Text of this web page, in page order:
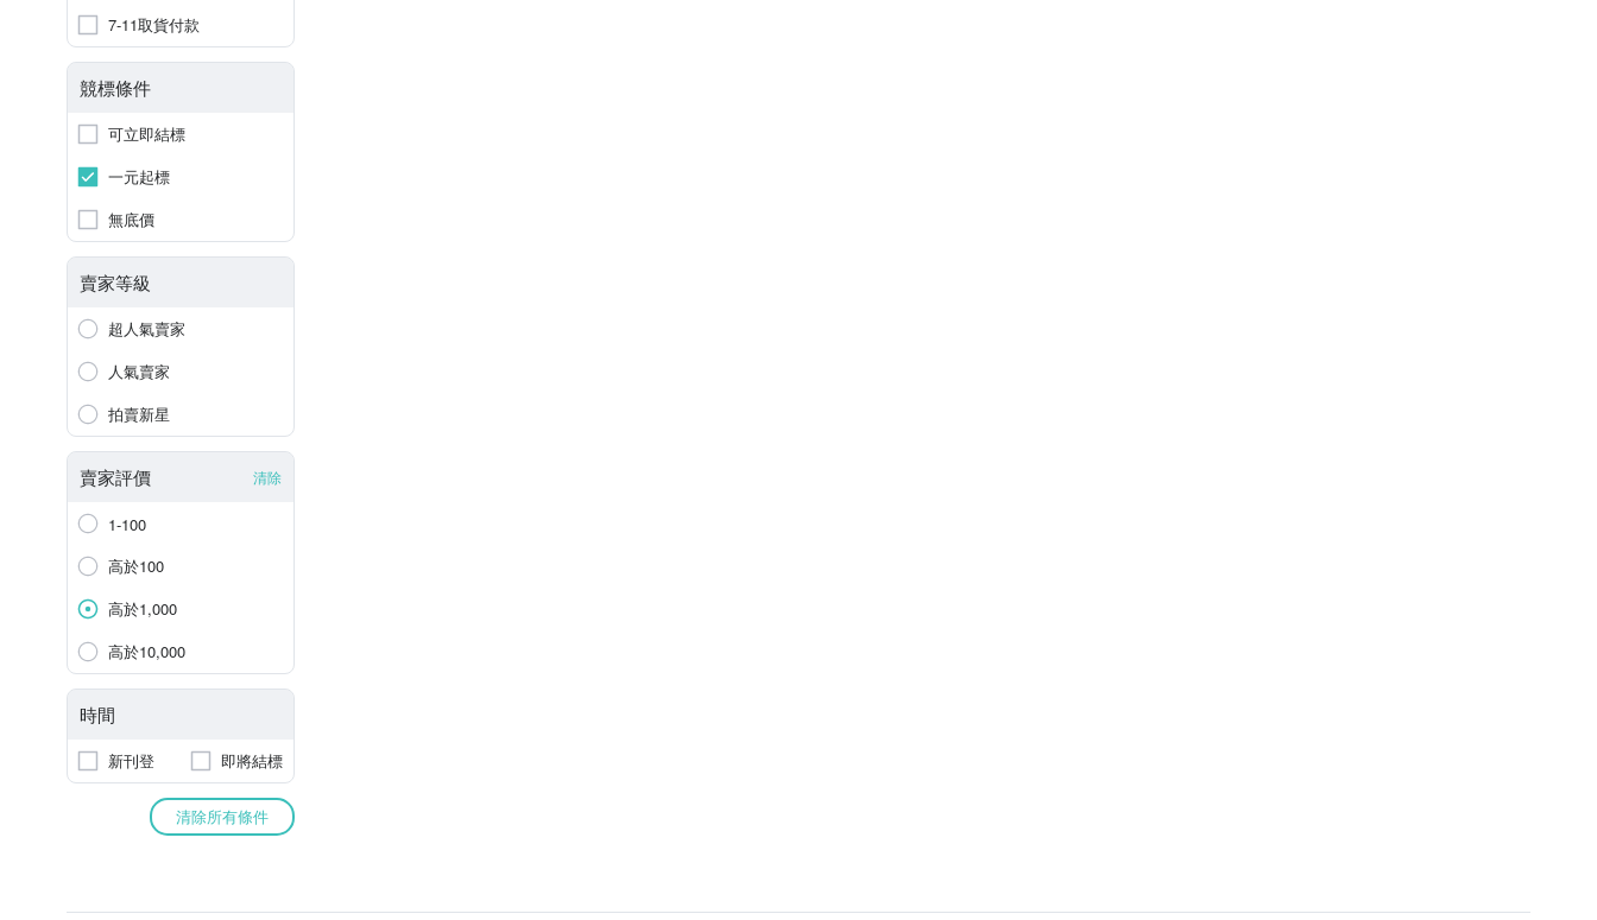
7-11取貨付款
競標條件
可立即結標
一元起標
無底價
賣家等級
超人氣賣家
人氣賣家
拍賣新星
賣家評價 清除
1-100
高於100
高於1,000
高於10,000
時間
新刊登 即將結標
清除所有條件